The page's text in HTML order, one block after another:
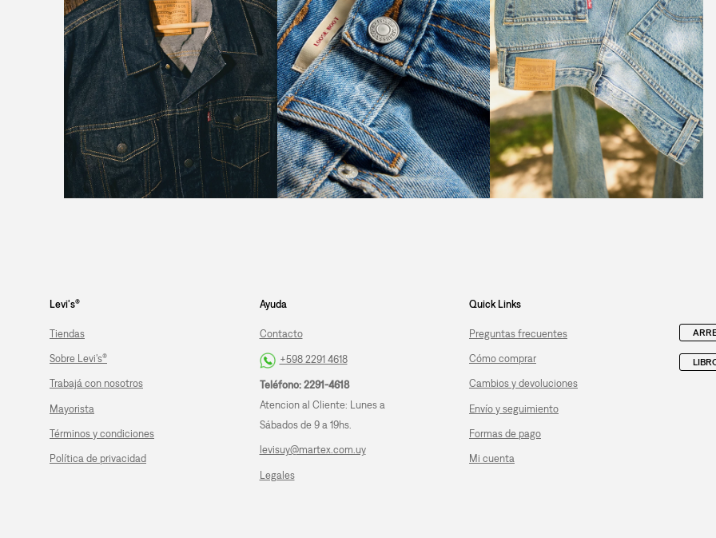
Levi's®
Tiendas
Sobre Levi's®
Trabajá con nosotros
Mayorista
Términos y condiciones
Política de privacidad
Ayuda
Contacto
+598 2291 4618
Teléfono: 2291-4618
Atencion al Cliente: Lunes a
Sábados de 9 a 19hs.
levisuy@martex.com.uy
Legales
Quick Links
Preguntas frecuentes
Cómo comprar
Cambios y devoluciones
Envío y seguimiento
Formas de pago
Mi cuenta